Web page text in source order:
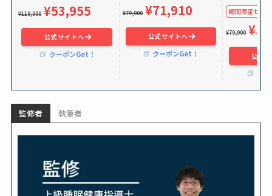
¥119,900 ¥53,955
公式サイトへ
クーポンGet！
¥79,900 ¥71,910
公式サイトへ
クーポンGet！
期間限定セー
¥79,900
公式
監修者 執筆者